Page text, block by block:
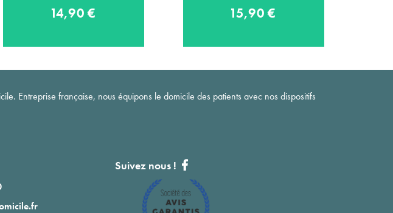
14,90 € 15,90 €
Entreprise française, nous équipons le domicile des patients avec nos dispositifs
Suivez nous !